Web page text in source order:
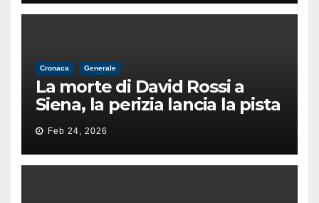
Cronaca Generale
La morte di David Rossi a
Siena, la perizia lancia la pista
di un’intimidazione finita
male
Feb 24, 2026